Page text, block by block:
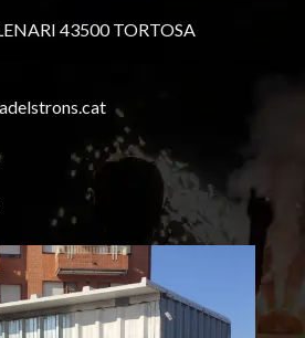
43500 TORTOSA